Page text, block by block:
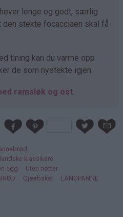
lenge og godt, særlig
den stekte focacciaen skal få
tining kan du varme opp
de som nystekte igjen.
ramsløk og ost.
klassikere
egg
Uten nøtter
Gjærbakst
LANGPANNE